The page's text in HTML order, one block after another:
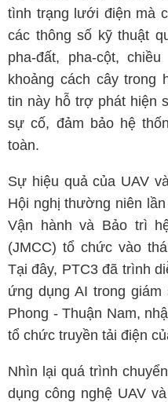
tình trạng lưới điện mà
các thông số kỹ thuật
pha-đất, pha-cột,
khoảng cách cây trong
tin này hỗ trợ phát hiện
sự cố, đảm bảo hệ
toàn.
Sự hiệu quả của UAV
Hội nghị thường niên
Vận hành và Bảo trì
(JMCC) tổ chức vào
Tại đây, PTC3 đã trình
ứng dụng AI trong
Phong - Thuận Nam,
tổ chức truyền tải điện
Nhìn lại quá trình
dụng công nghệ UAV